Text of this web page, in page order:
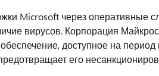
Microsoft через оперативные
вирусов. Корпорация
доступное на
его